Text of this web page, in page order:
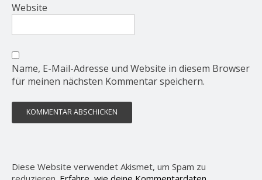
Website
Name, E-Mail-Adresse und Website in diesem Browser
für meinen nächsten Kommentar speichern.
Diese Website verwendet Akismet, um Spam zu